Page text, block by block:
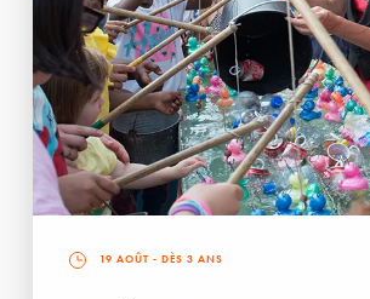
19 AOÛT - DÈS 3 ANS